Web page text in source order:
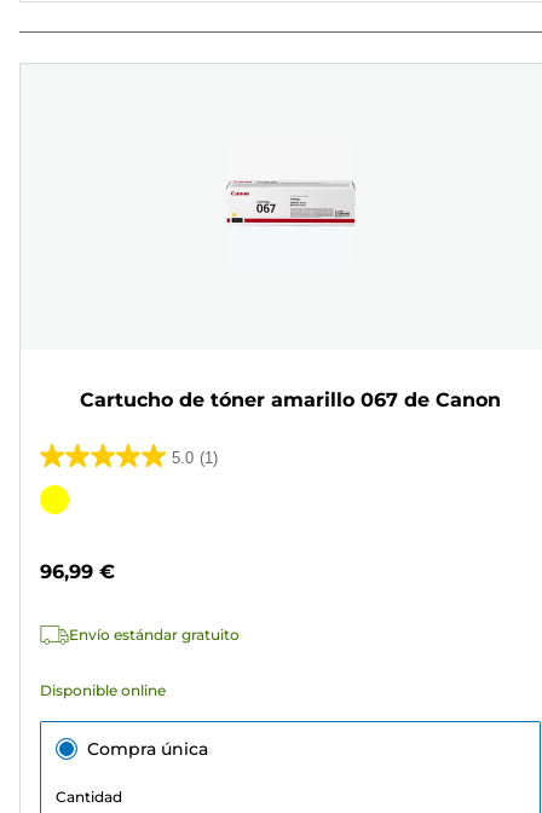
Cartucho de tóner amarillo 067 de Canon
5.0 (1)
5.0
de
1
Cartucho
96,99 €
Envío estándar gratuito
Disponible online
Compra única
Cantidad